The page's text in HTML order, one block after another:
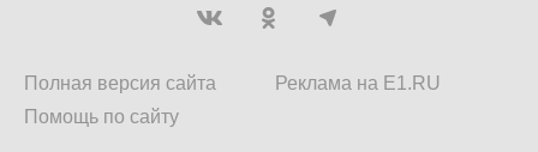
Полная версия сайта
Помощь по сайту
Реклама на E1.RU